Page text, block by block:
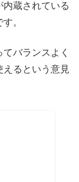
蔵されている
。
バランスよく
えるという意見